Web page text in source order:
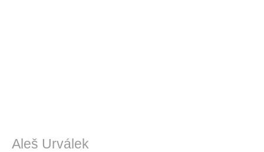
Aleš Urválek